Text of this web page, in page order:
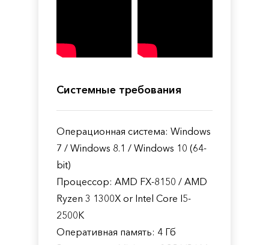
Системные требования
Операционная система: Windows
7 / Windows 8.1 / Windows 10 (64-
bit)
Процессор: AMD FX-8150 / AMD
Ryzen 3 1300X or Intel Core I5-
2500K
Оперативная память: 4 Гб